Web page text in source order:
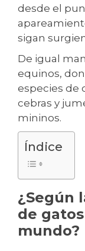
desde el
sigan
De igual
equinos,
especies de
cebras y
mininos.
Índice
¿Según
de
mundo?